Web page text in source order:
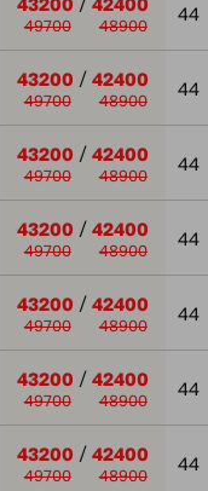
49700 48900
44
43200 / 42400
49700 48900
44
43200 / 42400
49700 48900
44
43200 / 42400
49700 48900
44
43200 / 42400
49700 48900
44
43200 / 42400
49700 48900
44
43200 / 42400
49700 48900
44